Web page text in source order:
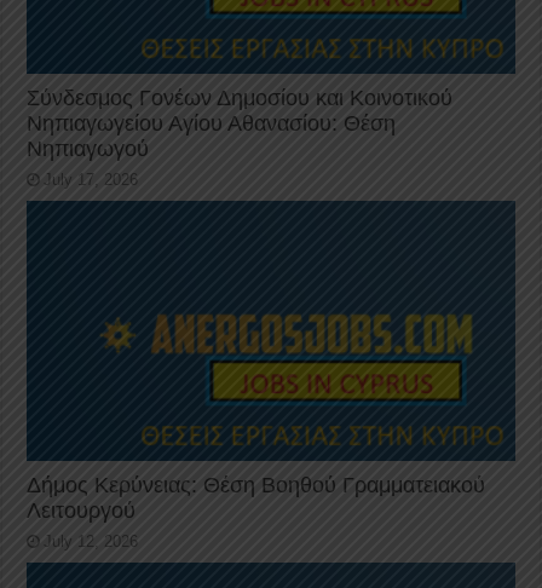
Σύνδεσμος Γονέων Δημοσίου και Κοινοτικού
Νηπιαγωγείου Αγίου Αθανασίου: Θέση
Νηπιαγωγού
July 17, 2026
Δήμος Κερύνειας: Θέση Βοηθού Γραμματειακού
Λειτουργού
July 12, 2026